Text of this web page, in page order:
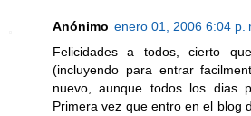
Anónimo enero 01, 2006 6:04 p.
Felicidades a todos, cierto
(incluyendo para entrar
nuevo, aunque todos los dias
Primera vez que entro en el blog